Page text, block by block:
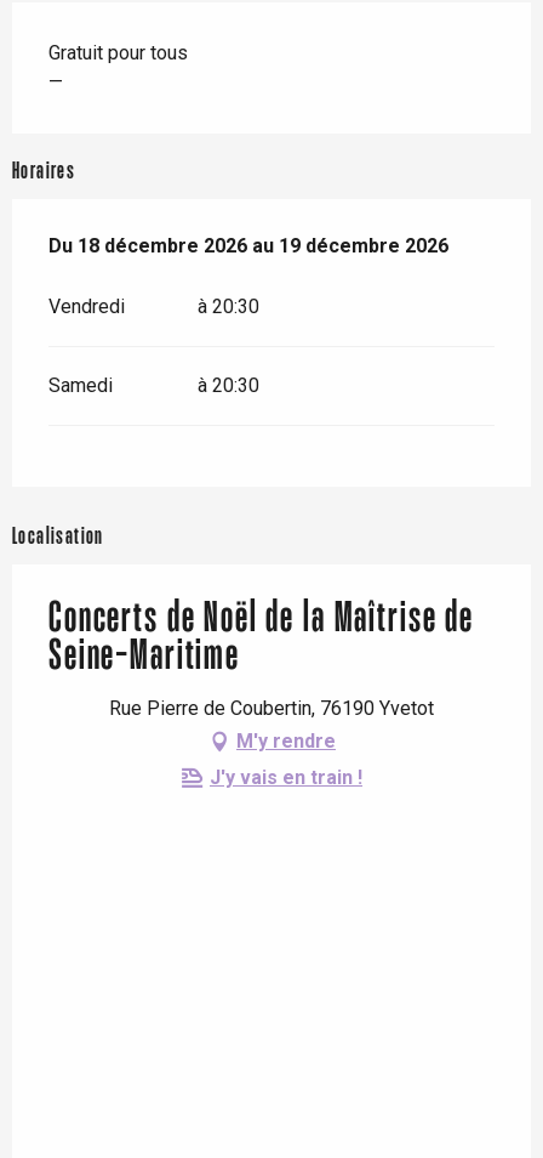
Gratuit pour tous
—
Horaires
Du 18 décembre 2026 au 19 décembre 2026
Du 18 décembre 2026 au 19 décembre 2026
Vendredi à 20:30
Samedi à 20:30
Localisation
Concerts de Noël de la Maîtrise de
Seine-Maritime
Rue Pierre de Coubertin, 76190 Yvetot
M'y rendre
J'y vais en train !